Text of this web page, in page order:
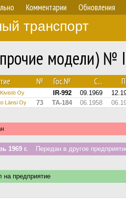
Комментарии Обновления
транспорт
модели) №
№ Гос.№ С...
Oy IR-992 09.1969
Länsi Oy 73 TA-184 06.1958
1969 г. Передан в другое
предприятие